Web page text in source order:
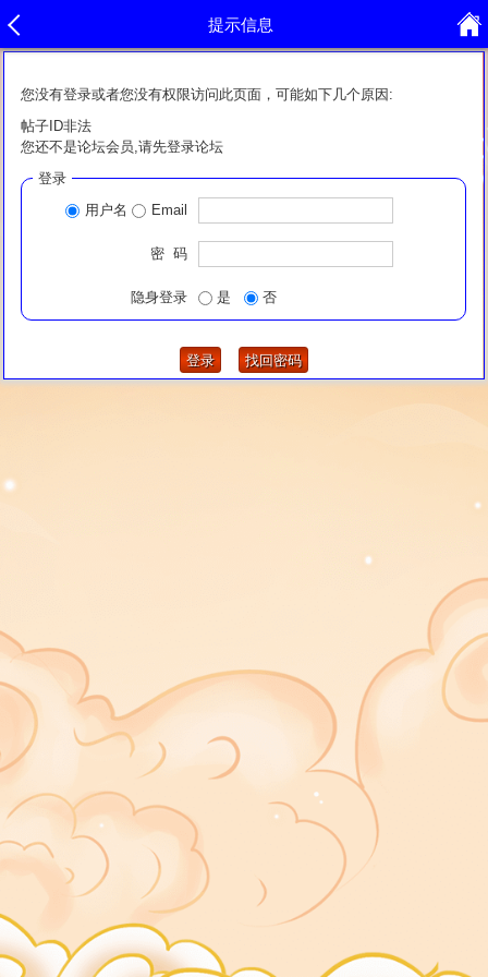
提示信息
您没有登录或者您没有权限访问此页面，可能如下几个原因:
帖子ID非法
您还不是论坛会员,请先登录论坛
登录
用户名
Email
密 码
隐身登录 是 否